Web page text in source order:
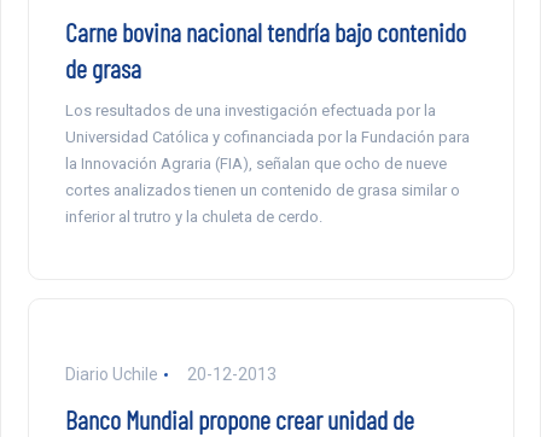
Carne bovina nacional tendría bajo contenido
de grasa
Los resultados de una investigación efectuada por la
Universidad Católica y cofinanciada por la Fundación para
la Innovación Agraria (FIA), señalan que ocho de nueve
cortes analizados tienen un contenido de grasa similar o
inferior al trutro y la chuleta de cerdo.
Diario Uchile 20-12-2013
Banco Mundial propone crear unidad de